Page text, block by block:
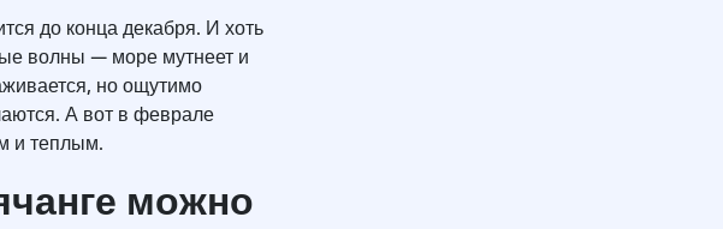
до конца декабря. И хоть
волны — море мутнеет и
но ощутимо
А вот в феврале
и теплым.
можно